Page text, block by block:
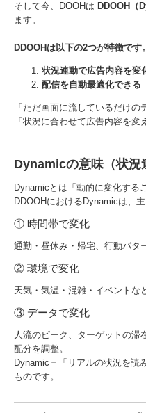
そして今、DOOHは DDOOH（
ます。
DDOOHは以下の2つが特徴です。
状況連動で広告内容を変
配信を自動最適化できる
「ただ画面に流しているだけの
「状況に合わせて広告内容を変
Dynamicの意味（状況
Dynamicとは「動的に変化する
DDOOHにおけるDynamicは、
① 時間帯で変化
通勤・昼休み・帰宅、行動パタ
② 環境で変化
天気・気温・混雑・イベントな
③ データで変化
人流のピーク、ターゲットの
配分を調整。
Dynamic＝「リアルの状況を読
ものです。